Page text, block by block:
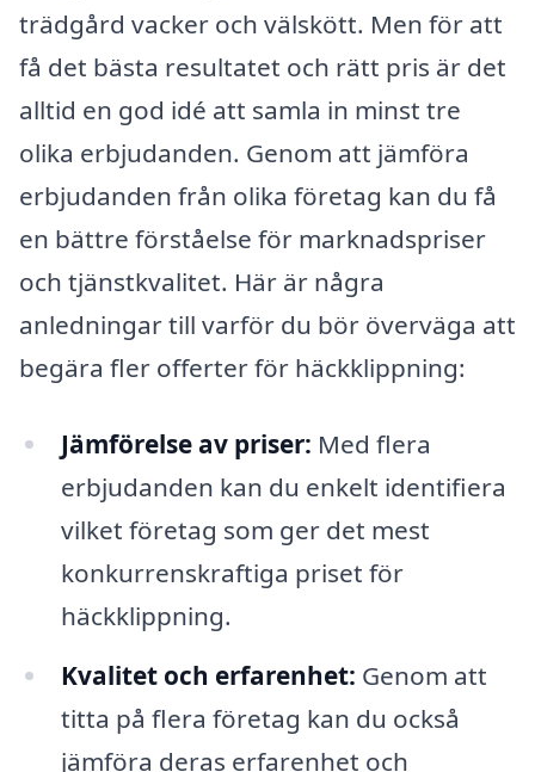
trädgård vacker och välskött. Men för att
få det bästa resultatet och rätt pris är det
alltid en god idé att samla in minst tre
olika erbjudanden. Genom att jämföra
erbjudanden från olika företag kan du få
en bättre förståelse för marknadspriser
och tjänstkvalitet. Här är några
anledningar till varför du bör överväga att
begära fler offerter för häckklippning:
Jämförelse av priser: Med flera
erbjudanden kan du enkelt identifiera
vilket företag som ger det mest
konkurrenskraftiga priset för
häckklippning.
Kvalitet och erfarenhet: Genom att
titta på flera företag kan du också
jämföra deras erfarenhet och